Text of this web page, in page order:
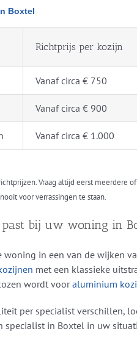
Boxtel
Richtprijs per kozijn
Vanaf circa € 750
Vanaf circa € 900
Vanaf circa € 1.000
Vraag altijd eerst meerdere
voor verrassingen te staan.
bij uw woning in
woning in een van de wijken
met een klassieke
wordt vooraluminium
per specialist verschillen,
specialist in Boxtel in uw